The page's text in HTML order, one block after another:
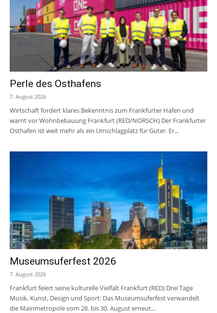
Perle des Osthafens
7. August 2026
Wirtschaft fordert klares Bekenntnis zum Frankfurter Hafen und
warnt vor Wohnbebauung Frankfurt (RED/NORSCH) Der Frankfurter
Osthafen ist weit mehr als ein Umschlagplatz für Güter. Er...
Museumsuferfest 2026
7. August 2026
Frankfurt feiert seine kulturelle Vielfalt Frankfurt (RED) Drei Tage
Musik, Kunst, Design und Sport: Das Museumsuferfest verwandelt
die Mainmetropole vom 28. bis 30. August erneut...